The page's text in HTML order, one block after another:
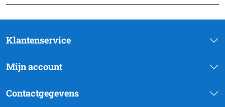
Klantenservice
Mijn account
Contactgegevens